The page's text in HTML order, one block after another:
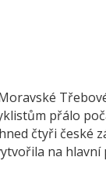
přálo
čtyři české
na hlavní